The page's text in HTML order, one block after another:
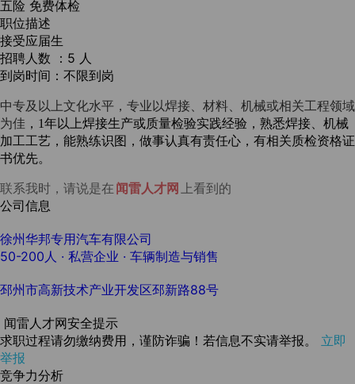
五险 免费体检
职位描述
接受应届生
招聘人数 ：5 人
到岗时间：不限到岗
中专及以上文化水平，专业以焊接、材料、机械或相关工程领域
为佳 ， 1年以上焊接生产或质量检验实践经验， 熟悉焊接、机械
加工工艺，能熟练识图，做事认真有责任心，有相关质检资格证
书优先。
联系我时，请说是在 闻雷人才网 上看到的
公司信息
徐州华邦专用汽车有限公司
50-200人 · 私营企业 · 车辆制造与销售
邳州市高新技术产业开发区邳新路88号
闻雷人才网安全提示
求职过程请勿缴纳费用，谨防诈骗！若信息不实请举报。 立即
举报
竞争力分析